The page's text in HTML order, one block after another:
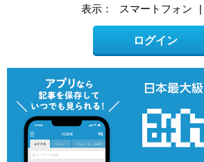
表示： スマートフォン |
ログイン